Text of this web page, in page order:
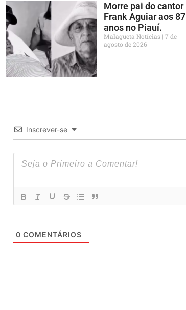
Morre pai do cantor
Frank Aguiar aos 87
anos no Piauí.
Malagueta Notícias 7 de
agosto de 2026
Inscrever-se
0 COMENTÁRIOS